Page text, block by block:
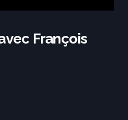
François